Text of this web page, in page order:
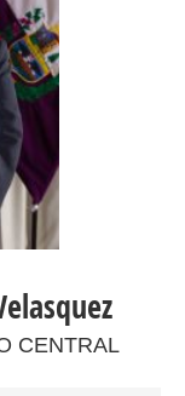
CENTRAL